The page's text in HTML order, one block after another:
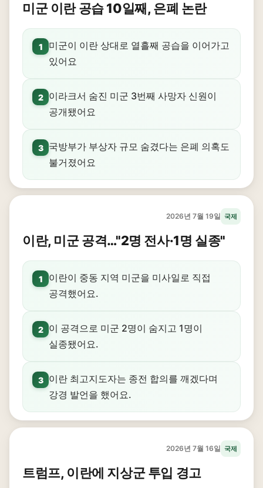
미군 이란 공습 10일째, 은폐 논란
1
미군이 이란 상대로 열흘째 공습을 이어가고
있어요
2
이라크서 숨진 미군 3번째 사망자 신원이
공개됐어요
3
국방부가 부상자 규모 숨겼다는 은폐 의혹도
불거졌어요
2026년 7월 19일 국제
이란, 미군 공격…"2명 전사·1명 실종"
1
이란이 중동 지역 미군을 미사일로 직접
공격했어요.
2
이 공격으로 미군 2명이 숨지고 1명이
실종됐어요.
3
이란 최고지도자는 종전 합의를 깨겠다며
강경 발언을 했어요.
2026년 7월 16일 국제
트럼프, 이란에 지상군 투입 경고